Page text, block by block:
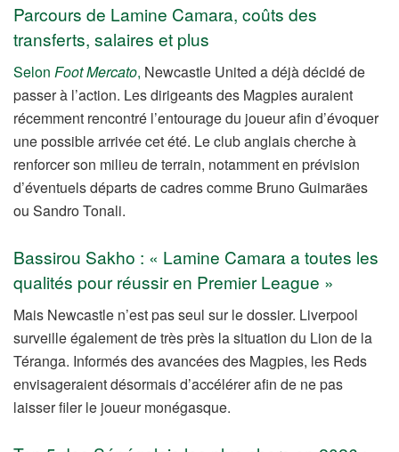
Parcours de Lamine Camara, coûts des
transferts, salaires et plus
Selon Foot Mercato, Newcastle United a déjà décidé de
passer à l’action. Les dirigeants des Magpies auraient
récemment rencontré l’entourage du joueur afin d’évoquer
une possible arrivée cet été. Le club anglais cherche à
renforcer son milieu de terrain, notamment en prévision
d’éventuels départs de cadres comme Bruno Guimarães
ou Sandro Tonali.
Bassirou Sakho : « Lamine Camara a toutes les
qualités pour réussir en Premier League »
Mais Newcastle n’est pas seul sur le dossier. Liverpool
surveille également de très près la situation du Lion de la
Téranga. Informés des avancées des Magpies, les Reds
envisageraient désormais d’accélérer afin de ne pas
laisser filer le joueur monégasque.